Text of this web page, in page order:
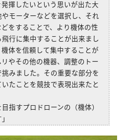
揮したいという思いが出た大
モーターなどを選択し、それ
をすることで、より機体の性
行に集中することが出来まし
体を信頼して集中することが
やその他の機器、調整のトー
みました。その重要な部分を
たことを競技で表現出来たと
指すプロドローンの（機体）